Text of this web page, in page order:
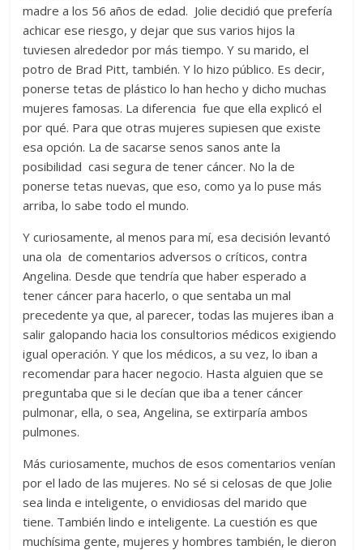
madre a los 56 años de edad. Jolie decidió que prefería
achicar ese riesgo, y dejar que sus varios hijos la
tuviesen alrededor por más tiempo. Y su marido, el
potro de Brad Pitt, también. Y lo hizo público. Es decir,
ponerse tetas de plástico lo han hecho y dicho muchas
mujeres famosas. La diferencia fue que ella explicó el
por qué. Para que otras mujeres supiesen que existe
esa opción. La de sacarse senos sanos ante la
posibilidad casi segura de tener cáncer. No la de
ponerse tetas nuevas, que eso, como ya lo puse más
arriba, lo sabe todo el mundo.
Y curiosamente, al menos para mí, esa decisión levantó
una ola de comentarios adversos o críticos, contra
Angelina. Desde que tendría que haber esperado a
tener cáncer para hacerlo, o que sentaba un mal
precedente ya que, al parecer, todas las mujeres iban a
salir galopando hacia los consultorios médicos exigiendo
igual operación. Y que los médicos, a su vez, lo iban a
recomendar para hacer negocio. Hasta alguien que se
preguntaba que si le decían que iba a tener cáncer
pulmonar, ella, o sea, Angelina, se extirparía ambos
pulmones.
Más curiosamente, muchos de esos comentarios venían
por el lado de las mujeres. No sé si celosas de que Jolie
sea linda e inteligente, o envidiosas del marido que
tiene. También lindo e inteligente. La cuestión es que
muchísima gente, mujeres y hombres también, le dieron